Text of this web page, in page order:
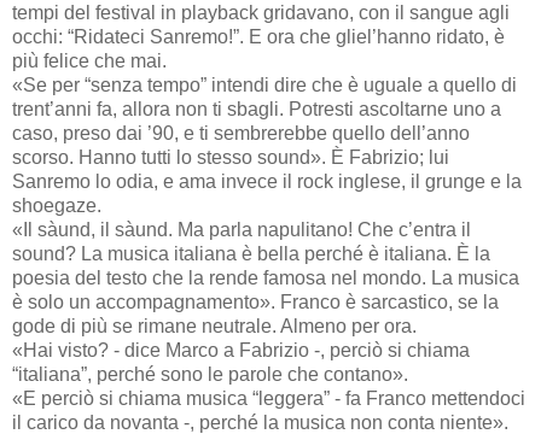
tempi del festival in playback gridavano, con il sangue agli
occhi: “Ridateci Sanremo!”. E ora che gliel’hanno ridato, è
più felice che mai.
«Se per “senza tempo” intendi dire che è uguale a quello di
trent’anni fa, allora non ti sbagli. Potresti ascoltarne uno a
caso, preso dai ’90, e ti sembrerebbe quello dell’anno
scorso. Hanno tutti lo stesso sound». È Fabrizio; lui
Sanremo lo odia, e ama invece il rock inglese, il grunge e la
shoegaze.
«Il sàund, il sàund. Ma parla napulitano! Che c’entra il
sound? La musica italiana è bella perché è italiana. È la
poesia del testo che la rende famosa nel mondo. La musica
è solo un accompagnamento». Franco è sarcastico, se la
gode di più se rimane neutrale. Almeno per ora.
«Hai visto? - dice Marco a Fabrizio -, perciò si chiama
“italiana”, perché sono le parole che contano».
«E perciò si chiama musica “leggera” - fa Franco mettendoci
il carico da novanta -, perché la musica non conta niente».